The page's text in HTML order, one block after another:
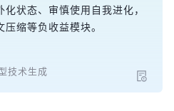
状态、审慎使用自我进化，
缩等负收益模块。
技术生成